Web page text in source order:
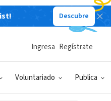
Descubre
Voluntariado Publica
Ingresa Regístrate